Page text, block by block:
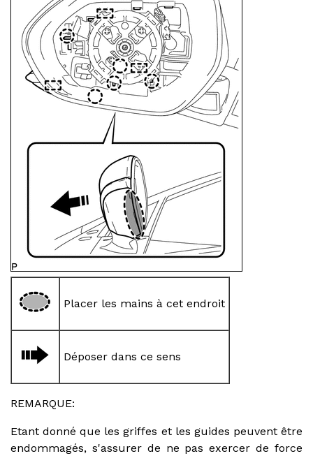
Placer les mains à cet endroit
Déposer dans ce sens
REMARQUE:
Etant donné que les griffes et les guides peuvent être
endommagés, s'assurer de ne pas exercer de force